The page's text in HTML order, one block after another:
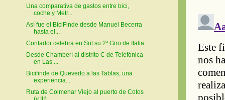
Una comparativa de gastos entre bici,
coche y Metr...
Así fue el BiciFinde desde Manuel Becerra
hasta el...
Contador celebra en Sol su 2ª Giro de Italia
Desde Chamberí al distrito C de Telefónica
en Las ...
Bicifinde de Quevedo a las Tablas, una
experiencia...
Ruta de Colmenar Viejo al puerto de Cotos